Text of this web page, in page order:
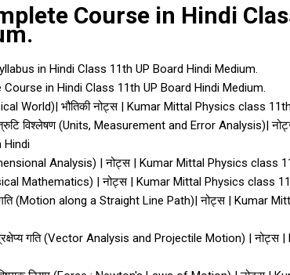
Course in Hindi
in Hindi Class 11th UP Board Hindi Medium.
in Hindi Class 11th UP Board Hindi Medium.
World)| भौतिकी नोट्स | Kumar Mittal Physics class
विश्लेषण (Units, Measurement and Error Analysis)|
Hindi
Analysis) | नोट्स | Kumar Mittal Physics class
Mathematics) | नोट्स | Kumar Mittal Physics class
(Motion along a Straight Line Path)| नोट्स | Kumar
गति (Vector Analysis and Projectile Motion) |